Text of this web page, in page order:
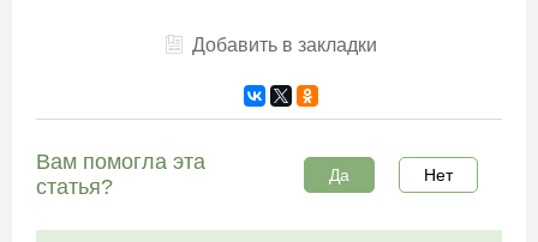
Добавить в закладки
Вам помогла эта
статья?
Да Нет